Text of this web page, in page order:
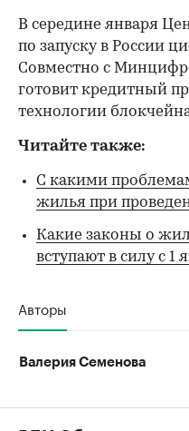
В середине января
по запуску в России
Совместно с
готовит кредитный
технологии
Читайте также:
С какими
жилья при
Какие законы о
вступают в силу с 1
Авторы
Валерия Семенова